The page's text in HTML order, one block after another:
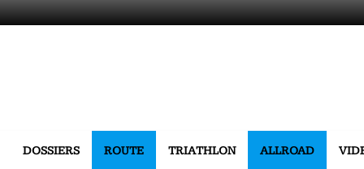
DOSSIERS ROUTE TRIATHLON ALLROAD